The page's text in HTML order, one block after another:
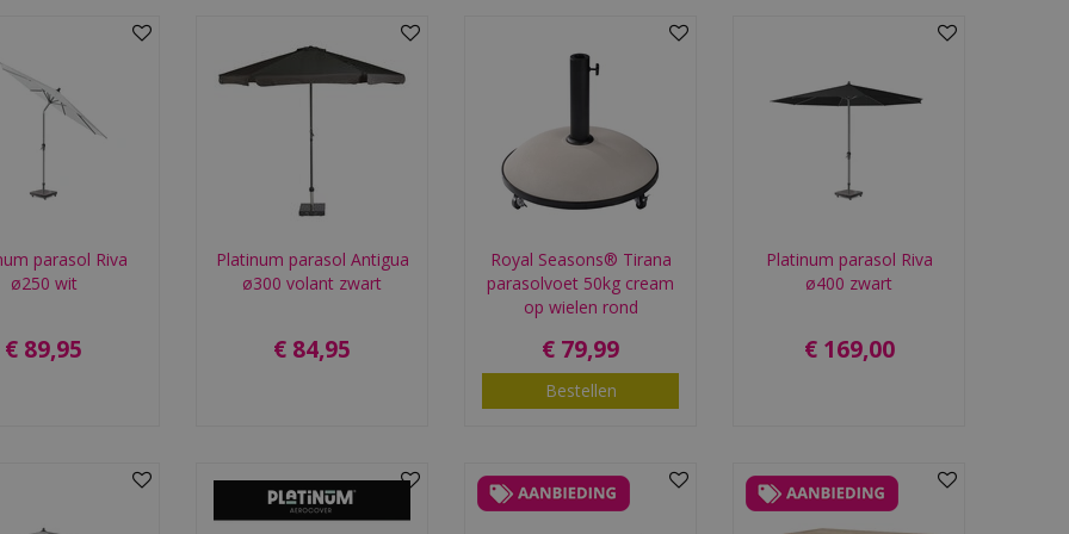
parasol Riva
ø250 wit
€ 89,95
Platinum parasol Antigua
ø300 volant zwart
€ 84,95
Royal Seasons® Tirana
parasolvoet 50kg cream
op wielen rond
€ 79,99
Bestellen
Platinum parasol Riva
ø400 zwart
€ 169,00